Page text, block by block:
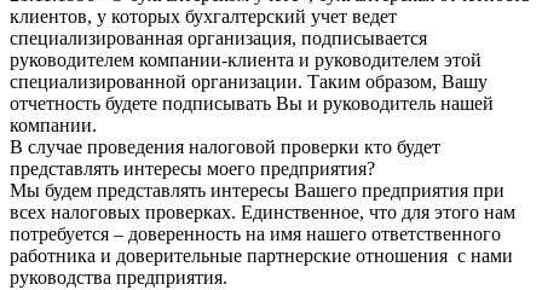
клиентов, у которых бухгалтерский учет ведет
специализированная организация, подписывается
руководителем компании-клиента и руководителем этой
специализированной организации. Таким образом, Вашу
отчетность будете подписывать Вы и руководитель нашей
компании.
В случае проведения налоговой проверки кто будет
представлять интересы моего предприятия?
Мы будем представлять интересы Вашего предприятия при
всех налоговых проверках. Единственное, что для этого нам
потребуется – доверенность на имя нашего ответственного
работника и доверительные партнерские отношения с нами
руководства предприятия.